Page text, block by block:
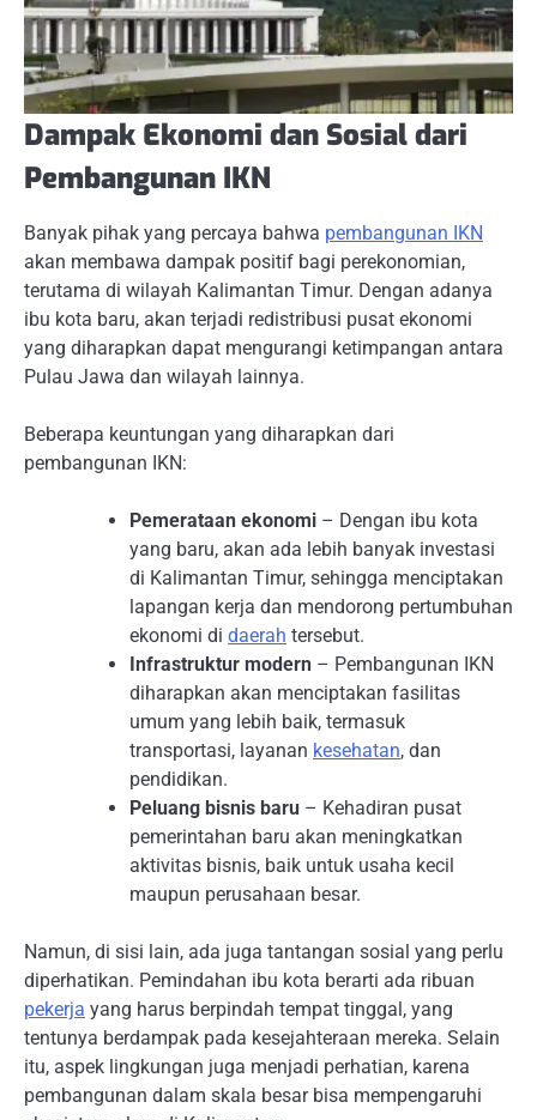
Dampak Ekonomi dan Sosial dari
Pembangunan IKN
Banyak pihak yang percaya bahwa pembangunan IKN
akan membawa dampak positif bagi perekonomian,
terutama di wilayah Kalimantan Timur. Dengan adanya
ibu kota baru, akan terjadi redistribusi pusat ekonomi
yang diharapkan dapat mengurangi ketimpangan antara
Pulau Jawa dan wilayah lainnya.
Beberapa keuntungan yang diharapkan dari
pembangunan IKN:
Pemerataan ekonomi – Dengan ibu kota
yang baru, akan ada lebih banyak investasi
di Kalimantan Timur, sehingga menciptakan
lapangan kerja dan mendorong pertumbuhan
ekonomi di daerah tersebut.
Infrastruktur modern – Pembangunan IKN
diharapkan akan menciptakan fasilitas
umum yang lebih baik, termasuk
transportasi, layanan kesehatan, dan
pendidikan.
Peluang bisnis baru – Kehadiran pusat
pemerintahan baru akan meningkatkan
aktivitas bisnis, baik untuk usaha kecil
maupun perusahaan besar.
Namun, di sisi lain, ada juga tantangan sosial yang perlu
diperhatikan. Pemindahan ibu kota berarti ada ribuan
pekerja yang harus berpindah tempat tinggal, yang
tentunya berdampak pada kesejahteraan mereka. Selain
itu, aspek lingkungan juga menjadi perhatian, karena
pembangunan dalam skala besar bisa mempengaruhi